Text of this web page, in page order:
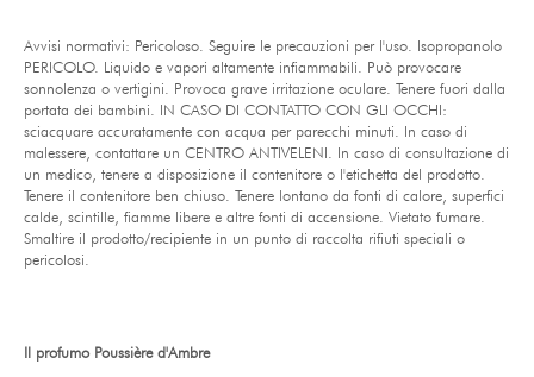
Avvisi normativi: Pericoloso. Seguire le precauzioni per l'uso. Isopropanolo
PERICOLO. Liquido e vapori altamente infiammabili. Può provocare
sonnolenza o vertigini. Provoca grave irritazione oculare. Tenere fuori dalla
portata dei bambini. IN CASO DI CONTATTO CON GLI OCCHI:
sciacquare accuratamente con acqua per parecchi minuti. In caso di
malessere, contattare un CENTRO ANTIVELENI. In caso di consultazione di
un medico, tenere a disposizione il contenitore o l'etichetta del prodotto.
Tenere il contenitore ben chiuso. Tenere lontano da fonti di calore, superfici
calde, scintille, fiamme libere e altre fonti di accensione. Vietato fumare.
Smaltire il prodotto/recipiente in un punto di raccolta rifiuti speciali o
pericolosi.
Il profumo Poussière d'Ambre